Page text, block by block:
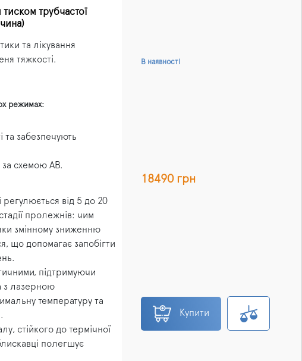
трубчастої
та лікування
тяжкості.
режимах:
та забезпечують
за схемою АВ.
від 5 до 20
пролежнів: чим
змінному зниженню
що допомагає запобігти
підтримуючи
з лазерною
температуру та
стійкого до термічної
полегшує
В наявності
18490 грн
Купити